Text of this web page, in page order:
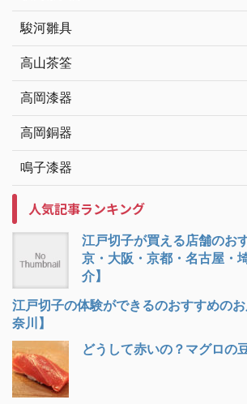
駿河雛具
高山茶筌
高岡漆器
高岡銅器
鳴子漆器
人気記事ランキング
江戸切子が買える店舗のお
京・大阪・京都・名古屋・
介】
江戸切子の体験ができるのおすすめの
奈川】
どうして赤いの？マグロの